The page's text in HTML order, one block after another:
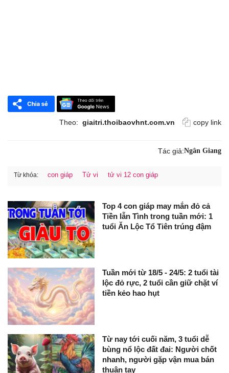
Theo: giaitri.thoibaovhnt.com.vn copy link
Tác giả:Ngân Giang
Từ khóa: con giáp Tử vi tử vi 12 con giáp
Top 4 con giáp may mắn đỏ cả
Tiền lẫn Tình trong tuần mới: 1
tuổi Ăn Lộc Tổ Tiên trúng đậm
Tuần mới từ 18/5 - 24/5: 2 tuổi tài
lộc đỏ rực, 2 tuổi cần giữ chặt ví
tiền kẻo hao hụt
Từ nay tới cuối năm, 3 tuổi dễ
bùng nổ lộc đất đai: Người chốt
nhanh, người gặp vận mua bán
thuận tay